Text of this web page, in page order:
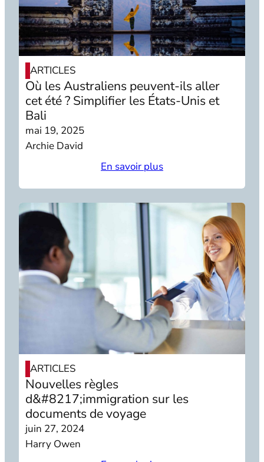
ARTICLES
Où les Australiens peuvent-ils aller
cet été ? Simplifier les États-Unis et
Bali
mai 19, 2025
Archie David
En savoir plus
ARTICLES
Nouvelles règles
d&#8217;immigration sur les
documents de voyage
juin 27, 2024
Harry Owen